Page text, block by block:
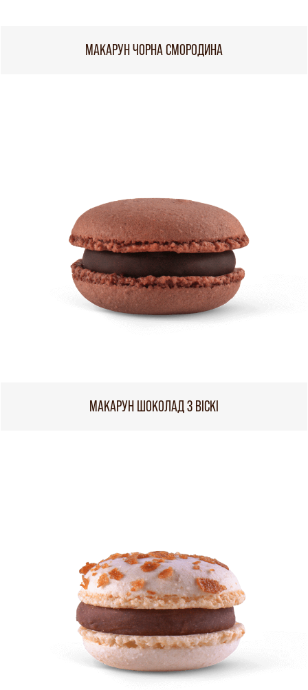
МАКАРУН ЧОРНА СМОРОДИНА
МАКАРУН ШОКОЛАД З ВІСКІ